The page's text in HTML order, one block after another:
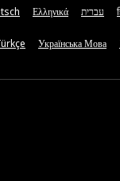
Ελληνικά עברית
Українська Мова